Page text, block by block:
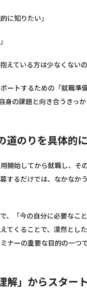
に知りたい」
ている方は少なくない
ートするための「就職
身の課題と向き合うきっ
のりを具体的
開始してから就職し、
するだけでは、なかな
、「今の自分に必要な
てくることで、漠然とし
ナーの重要な目的の一
解」からスター